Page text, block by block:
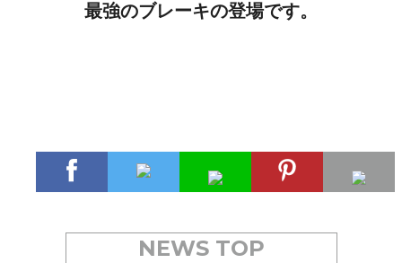
最強のブレーキの登場です。
NEWS TOP